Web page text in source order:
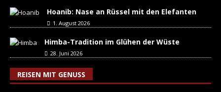
Hoanib: Nase an Rüssel mit den Elefanten
1. August 2026
Himba-Tradition im Glühen der Wüste
28. Juni 2026
REISEN MIT GENUSS